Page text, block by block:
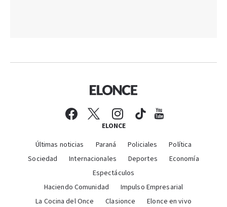
ELONCE
Últimas noticias Paraná Policiales
Política
Sociedad
Internacionales Deportes
Economía
Espectáculos
Haciendo Comunidad
Impulso Empresarial
La Cocina del Once
Clasionce Elonce en vivo